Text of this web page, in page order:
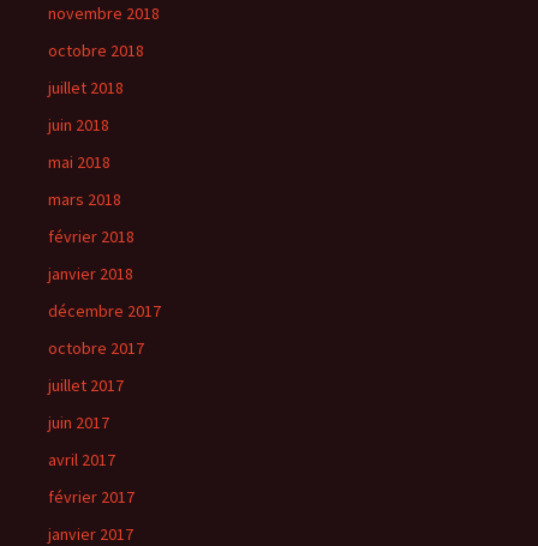
novembre 2018
octobre 2018
juillet 2018
juin 2018
mai 2018
mars 2018
février 2018
janvier 2018
décembre 2017
octobre 2017
juillet 2017
juin 2017
avril 2017
février 2017
janvier 2017